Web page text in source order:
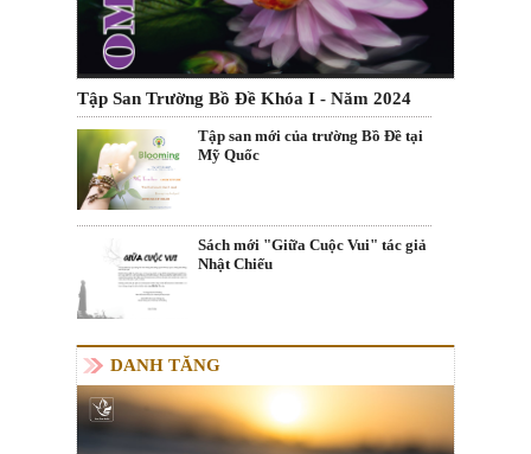
Tập San Trường Bồ Đề Khóa I - Năm 2024
Tập san mới của trường Bồ Đề tại
Mỹ Quốc
Sách mới "Giữa Cuộc Vui" tác giả
Nhật Chiếu
DANH TĂNG